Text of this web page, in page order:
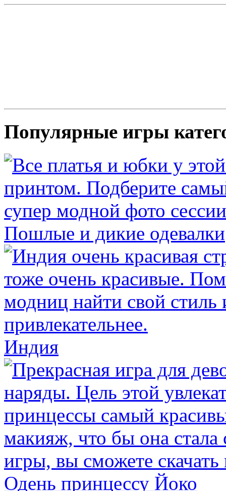
Популярные игры
Пошлые и дикие одевалки
Индия
Одень принцессу Йоко